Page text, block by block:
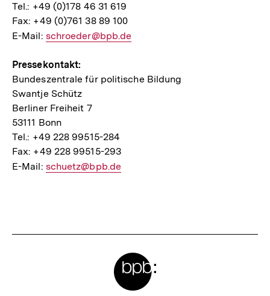
Tel.: +49 (0)178 46 31 619
Fax: +49 (0)761 38 89 100
E-Mail: E-
Link:
schroeder@bpb.de
Pressekontakt:
Bundeszentrale für politische Bildung
Swantje Schütz
Berliner Freiheit 7
53111 Bonn
Tel.: +49 228 99515-284
Fax: +49 228 99515-293
E-Mail: E-
schuetz@bpb.de